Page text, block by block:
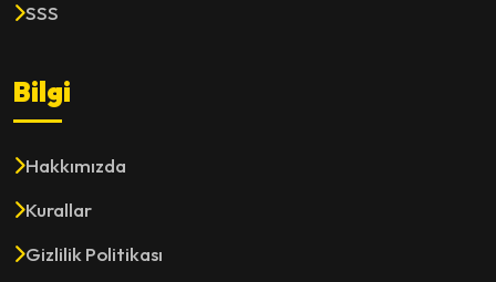
SSS
Bilgi
Hakkımızda
Kurallar
Gizlilik Politikası